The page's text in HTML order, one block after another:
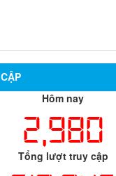
Hôm nay
2,980
Tổng lượt truy cập